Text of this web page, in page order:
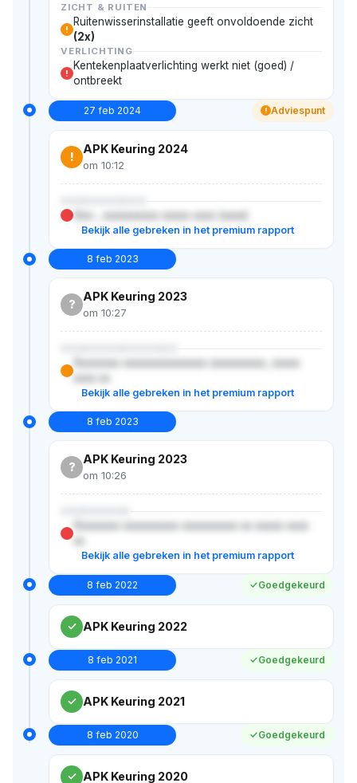
ZICHT & RUITEN
!
Ruitenwisserinstallatie geeft onvoldoende zicht
(2x)
VERLICHTING
!
Kentekenplaatverlichting werkt niet (goed) /
ontbreekt
27 feb 2024 ! Adviespunt
!
APK Keuring 2024
om 10:12
Xxx-, xxxxxxxxxx xxxxx xxxx (xxxx)
Bekijk alle gebreken in het premium rapport
8 feb 2023
?
APK Keuring 2023
om 10:27
XXXXXXXXXXXXXXX
Xxxxxxxx xxxxxxxxxxxxxxx xxxxxxxxxx, xxxxx
Bekijk alle gebreken in het premium rapport
8 feb 2023
?
APK Keuring 2023
om 10:26
XXXXXXXXX
Xxxxxxxx xxxxxxxxxx xxxxxxxxxx xx xxxxx xxxx
Bekijk alle gebreken in het premium rapport
8 feb 2022 Goedgekeurd
APK Keuring 2022
8 feb 2021 Goedgekeurd
APK Keuring 2021
8 feb 2020 Goedgekeurd
APK Keuring 2020